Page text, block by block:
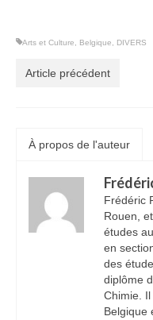
Arts et Culture Belgique DIVERS
Article précédent
À propos de l'auteur
Frédéric
Rouen,
études
en
des
diplôme
Chimie.
Belgique